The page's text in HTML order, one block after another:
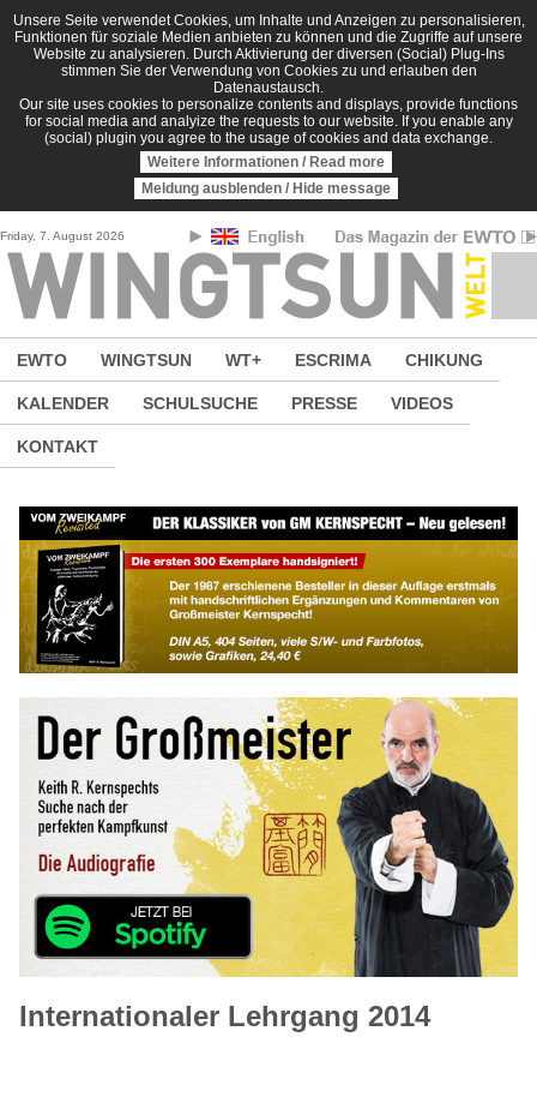
Direkt zum Inhalt
Unsere Seite verwendet Cookies, um Inhalte und Anzeigen zu personalisieren,
Funktionen für soziale Medien anbieten zu können und die Zugriffe auf unsere
Website zu analysieren. Durch Aktivierung der diversen (Social) Plug-Ins
stimmen Sie der Verwendung von Cookies zu und erlauben den
Datenaustausch.
Our site uses cookies to personalize contents and displays, provide functions
for social media and analyize the requests to our website. If you enable any
(social) plugin you agree to the usage of cookies and data exchange.
Weitere Informationen / Read more
Meldung ausblenden / Hide message
Friday, 7. August 2026
EWTO WINGTSUN WT+ ESCRIMA CHIKUNG
KALENDER SCHULSUCHE PRESSE VIDEOS
KONTAKT
Internationaler Lehrgang 2014